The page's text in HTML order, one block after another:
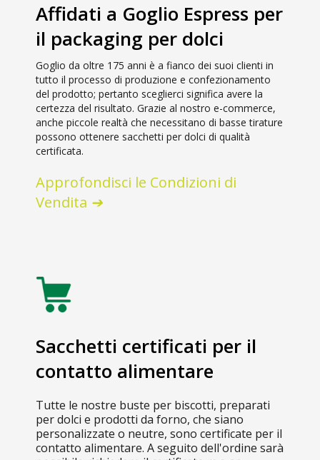
Affidati a Goglio Espress per
il packaging per dolci
Goglio da oltre 175 anni è a fianco dei suoi clienti in
tutto il processo di produzione e confezionamento
del prodotto; pertanto sceglierci significa avere la
certezza del risultato. Grazie al nostro e-commerce,
anche piccole realtà che necessitano di basse tirature
possono ottenere sacchetti per dolci di qualità
certificata.
Approfondisci le Condizioni di
Vendita
Sacchetti certificati per il
contatto alimentare
Tutte le nostre buste per biscotti, preparati
per dolci e prodotti da forno, che siano
personalizzate o neutre, sono certificate per il
contatto alimentare. A seguito dell'ordine sarà